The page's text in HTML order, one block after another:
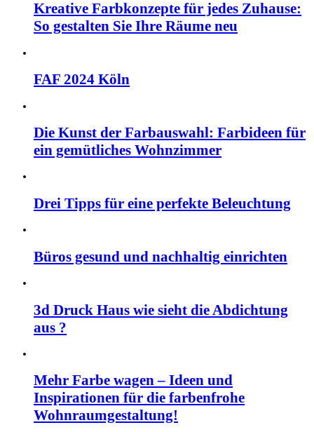
Kreative Farbkonzepte für jedes Zuhause:
So gestalten Sie Ihre Räume neu
FAF 2024 Köln
Die Kunst der Farbauswahl: Farbideen für
ein gemütliches Wohnzimmer
Drei Tipps für eine perfekte Beleuchtung
Büros gesund und nachhaltig einrichten
3d Druck Haus wie sieht die Abdichtung
aus ?
Mehr Farbe wagen – Ideen und
Inspirationen für die farbenfrohe
Wohnraumgestaltung!